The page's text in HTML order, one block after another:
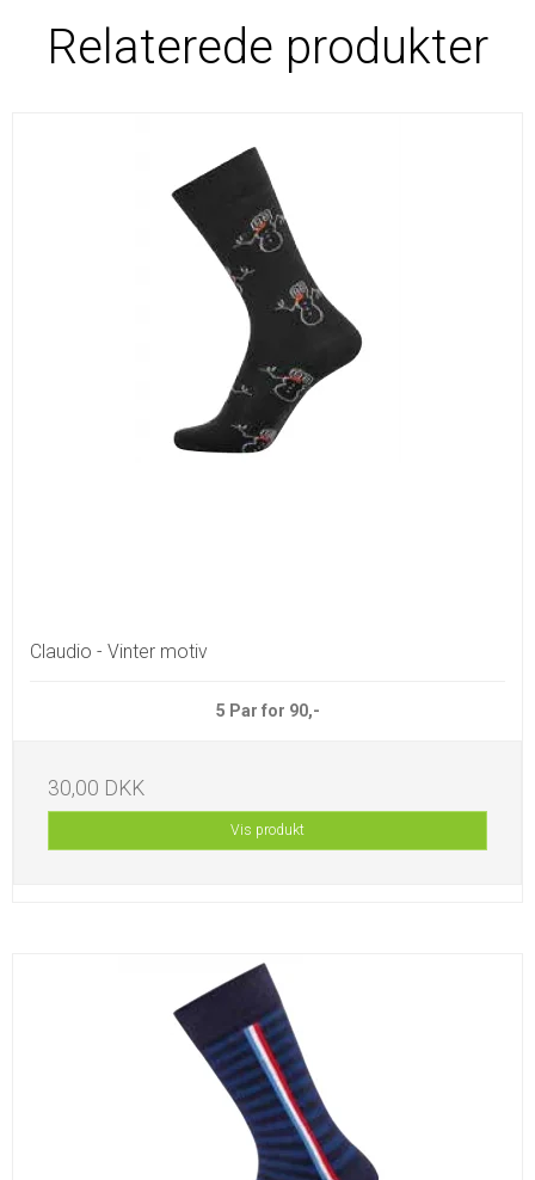
Relaterede produkter
Claudio - Vinter motiv
5 Par for 90,-
30,00 DKK
Vis produkt